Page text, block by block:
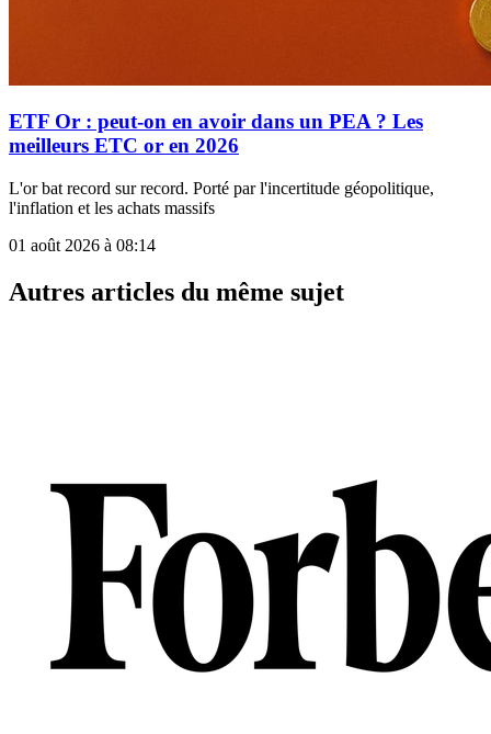
ETF Or : peut-on en avoir dans un PEA ? Les
meilleurs ETC or en 2026
L'or bat record sur record. Porté par l'incertitude géopolitique,
l'inflation et les achats massifs
01 août 2026 à 08:14
Autres articles du même sujet